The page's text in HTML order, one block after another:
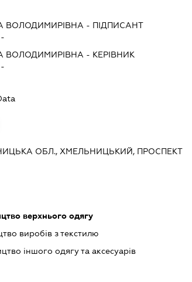
ВОЛОДИМИРІВНА - ПІДПИСАНТ
ВОЛОДИМИРІВНА - КЕРІВНИК
ОБЛ., ХМЕЛЬНИЦЬКИЙ, ПРОСПЕКТ
верхнього одягу
виробів з текстилю
іншого одягу та аксесуарів